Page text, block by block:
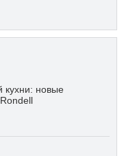
кухни: новые